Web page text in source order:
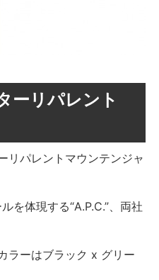
ーリパレント
リパレントマウンテンジャ
を体現する“A.P.C.”、両社
ラーはブラック x グリー